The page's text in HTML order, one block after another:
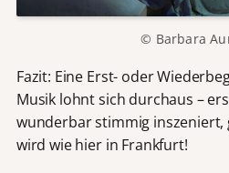
© Barbara
Fazit: Eine Erst- oder
Musik lohnt sich durchaus –
wunderbar stimmig inszeniert,
wird wie hier in Frankfurt!